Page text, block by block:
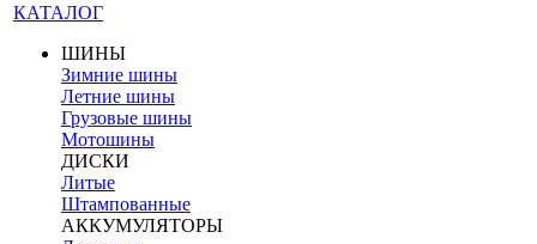
КАТАЛОГ
ШИНЫ
Зимние шины
Летние шины
Грузовые шины
Мотошины
ДИСКИ
Литые
Штампованные
АККУМУЛЯТОРЫ